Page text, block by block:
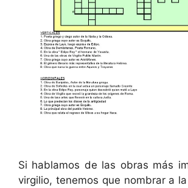
Si hablamos de las obras más
virgilio, tenemos que nombrar a